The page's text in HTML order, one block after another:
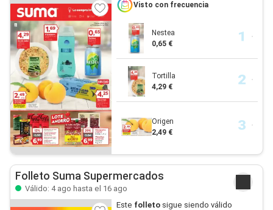
Visto con frecuencia
Nestea
0,65 €
Tortilla
4,29 €
Origen
2,49 €
Folleto Suma Supermercados
Válido: 4 ago hasta el 16 ago
Este folletosigue siendo válido